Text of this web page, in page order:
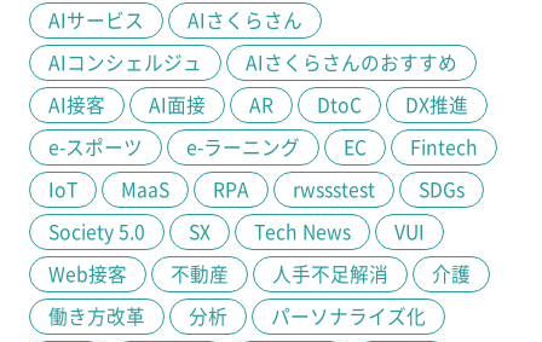
AIサービス
AIさくらさん
AIコンシェルジュ
AIさくらさんのおすすめ
AI接客
AI面接 AR DtoC
DX推進
e-スポーツ
e-ラーニング EC
Fintech
IoT
MaaS RPA rwssstest
SDGs
Society 5.0
SX Tech News
VUI
Web接客
不動産 人手不足解消
介護
働き方改革
分析
パーソナライズ化